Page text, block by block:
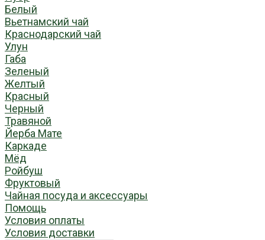
Белый
Вьетнамский чай
Краснодарский чай
Улун
Габа
Зеленый
Желтый
Красный
Черный
Травяной
Йерба Мате
Каркаде
Мёд
Ройбуш
Фруктовый
Чайная посуда и аксессуары
Помощь
Условия оплаты
Условия доставки